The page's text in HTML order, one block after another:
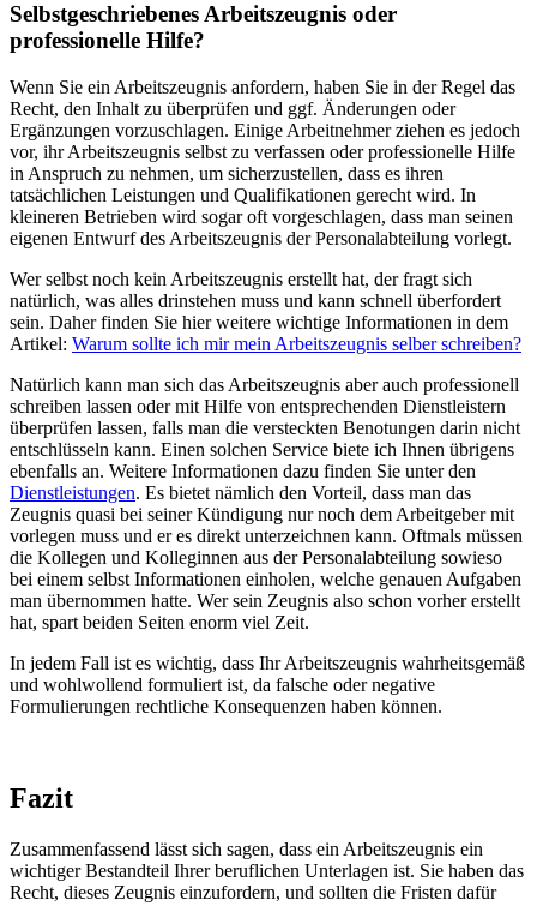
Selbstgeschriebenes Arbeitszeugnis oder
professionelle Hilfe?
Wenn Sie ein Arbeitszeugnis anfordern, haben Sie in der Regel das
Recht, den Inhalt zu überprüfen und ggf. Änderungen oder
Ergänzungen vorzuschlagen. Einige Arbeitnehmer ziehen es jedoch
vor, ihr Arbeitszeugnis selbst zu verfassen oder professionelle Hilfe
in Anspruch zu nehmen, um sicherzustellen, dass es ihren
tatsächlichen Leistungen und Qualifikationen gerecht wird. In
kleineren Betrieben wird sogar oft vorgeschlagen, dass man seinen
eigenen Entwurf des Arbeitszeugnis der Personalabteilung vorlegt.
Wer selbst noch kein Arbeitszeugnis erstellt hat, der fragt sich
natürlich, was alles drinstehen muss und kann schnell überfordert
sein. Daher finden Sie hier weitere wichtige Informationen in dem
Artikel: Warum sollte ich mir mein Arbeitszeugnis selber schreiben?
Natürlich kann man sich das Arbeitszeugnis aber auch professionell
schreiben lassen oder mit Hilfe von entsprechenden Dienstleistern
überprüfen lassen, falls man die versteckten Benotungen darin nicht
entschlüsseln kann. Einen solchen Service biete ich Ihnen übrigens
ebenfalls an. Weitere Informationen dazu finden Sie unter den
Dienstleistungen. Es bietet nämlich den Vorteil, dass man das
Zeugnis quasi bei seiner Kündigung nur noch dem Arbeitgeber mit
vorlegen muss und er es direkt unterzeichnen kann. Oftmals müssen
die Kollegen und Kolleginnen aus der Personalabteilung sowieso
bei einem selbst Informationen einholen, welche genauen Aufgaben
man übernommen hatte. Wer sein Zeugnis also schon vorher erstellt
hat, spart beiden Seiten enorm viel Zeit.
In jedem Fall ist es wichtig, dass Ihr Arbeitszeugnis wahrheitsgemäß
und wohlwollend formuliert ist, da falsche oder negative
Formulierungen rechtliche Konsequenzen haben können.
Fazit
Zusammenfassend lässt sich sagen, dass ein Arbeitszeugnis ein
wichtiger Bestandteil Ihrer beruflichen Unterlagen ist. Sie haben das
Recht, dieses Zeugnis einzufordern, und sollten die Fristen dafür